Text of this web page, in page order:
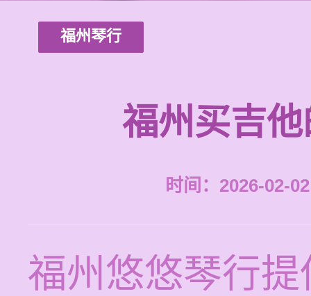
福州琴行
福州买吉
时间：2026-02-
福州悠悠琴行